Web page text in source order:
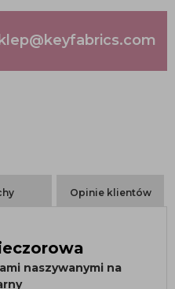
Opinie klientów
naszywanymi na